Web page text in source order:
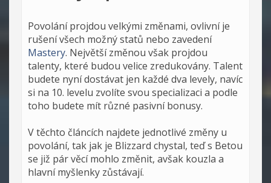
Povolání projdou velkými změnami, ovlivní je
rušení všech možný statů nebo zavedení
Mastery. Největší změnou však projdou
talenty, které budou velice zredukovány. Talent
budete nyní dostávat jen každé dva levely, navíc
si na 10. levelu zvolíte svou specializaci a podle
toho budete mít různé pasivní bonusy.
V těchto článcích najdete jednotlivé změny u
povolání, tak jak je Blizzard chystal, teď s Betou
se již pár věcí mohlo změnit, avšak kouzla a
hlavní myšlenky zůstávají.